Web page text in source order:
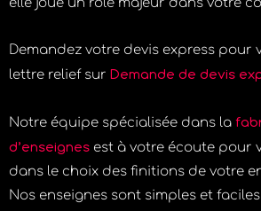
Demandez votre devis express pour
lettre relief sur Demande de devis
Notre équipe spécialisée dans la
d’enseignes est à votre écoute pour
dans le choix des finitions de votre
Nos enseignes sont simples et